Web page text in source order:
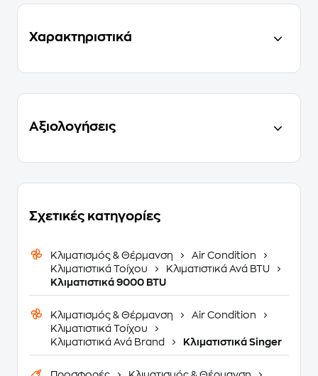
Χαρακτηριστικά
Αξιολογήσεις
Σχετικές κατηγορίες
Κλιματισμός & Θέρμανση
Air Condition
Κλιματιστικά Τοίχου
Κλιματιστικά Ανά BTU
Κλιματιστικά 9000 BTU
Κλιματισμός & Θέρμανση
Air Condition
Κλιματιστικά Τοίχου
Κλιματιστικά Ανά Brand
Κλιματιστικά Singer